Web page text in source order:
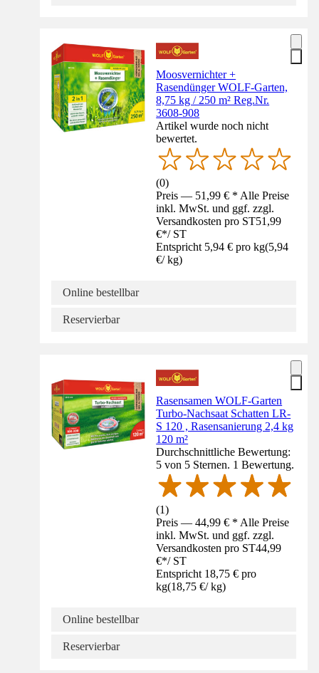
Moosvernichter +
Rasendünger WOLF-Garten,
8,75 kg / 250 m² Reg.Nr.
3608-908
Artikel wurde noch nicht
bewertet.
(0)
Preis — 51,99 € * Alle Preise
inkl. MwSt. und ggf. zzgl.
Versandkosten pro ST51,99
€*/ ST
Entspricht 5,94 € pro kg(5,94
€/ kg)
Online bestellbar
Reservierbar
Rasensamen WOLF-Garten
Turbo-Nachsaat Schatten LR-
S 120 , Rasensanierung 2,4 kg
120 m²
Durchschnittliche Bewertung:
5 von 5 Sternen. 1 Bewertung.
(1)
Preis — 44,99 € * Alle Preise
inkl. MwSt. und ggf. zzgl.
Versandkosten pro ST44,99
€*/ ST
Entspricht 18,75 € pro
kg(18,75 €/ kg)
Online bestellbar
Reservierbar